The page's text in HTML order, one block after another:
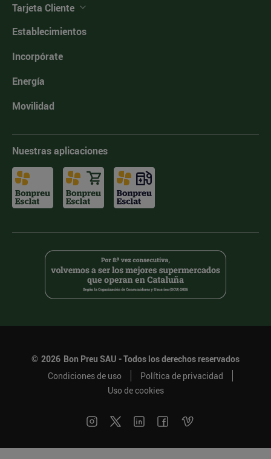
Tarjeta Cliente
Establecimientos
Incorpórate
Energía
Movilidad
Nuestras aplicaciones
© 2026 Bon Preu SAU - Todos los derechos reservados
Condiciones de uso
Política de privacidad
Uso de cookies